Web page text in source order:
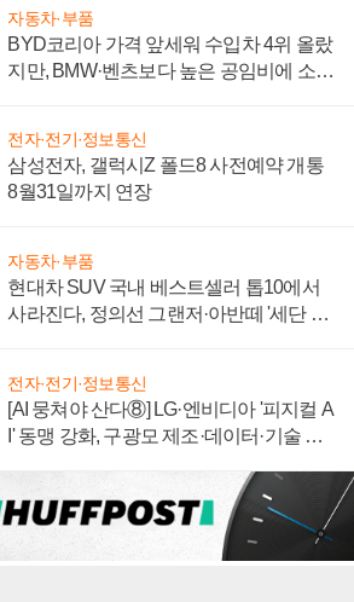
자동차·부품
BYD코리아 가격 앞세워 수입차 4위 올랐
지만, BMW·벤츠보다 높은 공임비에 소비
전자·전기·정보통신
삼성전자, 갤럭시Z 폴드8 사전예약 개통
8월31일까지 연장
자동차·부품
현대차 SUV 국내 베스트셀러 톱10에서
사라진다, 정의선 그랜저·아반떼 '세단 쌍
전자·전기·정보통신
[AI 뭉쳐야 산다⑧] LG·엔비디아 '피지컬 A
I' 동맹 강화, 구광모 제조·데이터·기술 결